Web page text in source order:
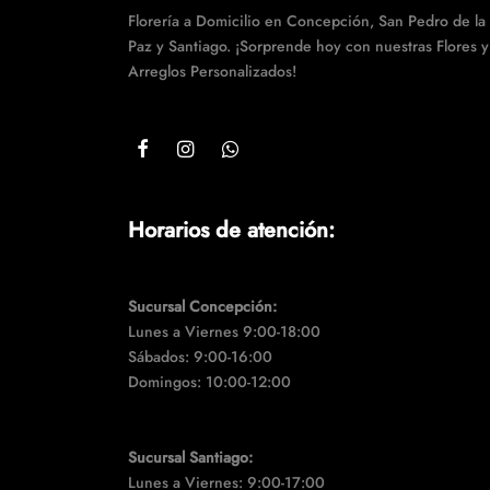
Florería a Domicilio en Concepción, San Pedro de la
Paz y Santiago. ¡Sorprende hoy con nuestras Flores y
Arreglos Personalizados!
Horarios de atención:
Sucursal Concepción:
Lunes a Viernes 9:00-18:00
Sábados: 9:00-16:00
Domingos: 10:00-12:00
Sucursal Santiago:
Lunes a Viernes: 9:00-17:00